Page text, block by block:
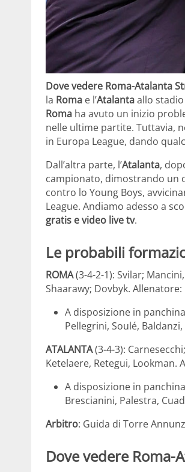
Dove vedere Roma-Atalanta
la Roma e l’Atalantaallo
Roma ha avuto un inizio
nelle ultime partite. Tuttavia,
in Europa League, dando
Dall’altra parte, l’Atalanta,
campionato, dimostrando un
contro lo Young Boys,
League. Andiamo adesso a
gratis e video live tv.
Le probabili
ROMA(3-4-2-1): Svilar;
Shaarawy; Dovbyk. Allenatore:
A disposizione in
Pellegrini, Soulé,
ATALANTA(3-4-3):
Ketelaere, Retegui, Lookman.
A disposizione in
Brescianini, Palestra,
Arbitro: Guida di Torre
Dove vedere Roma-